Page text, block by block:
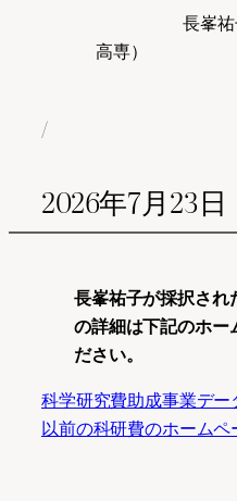
長峯
高専）
/
2026年7月23日
長峯祐子が採択され
の詳細は下記のホー
ださい。
科学研究費助成事業デー
以前の科研費のホームペ